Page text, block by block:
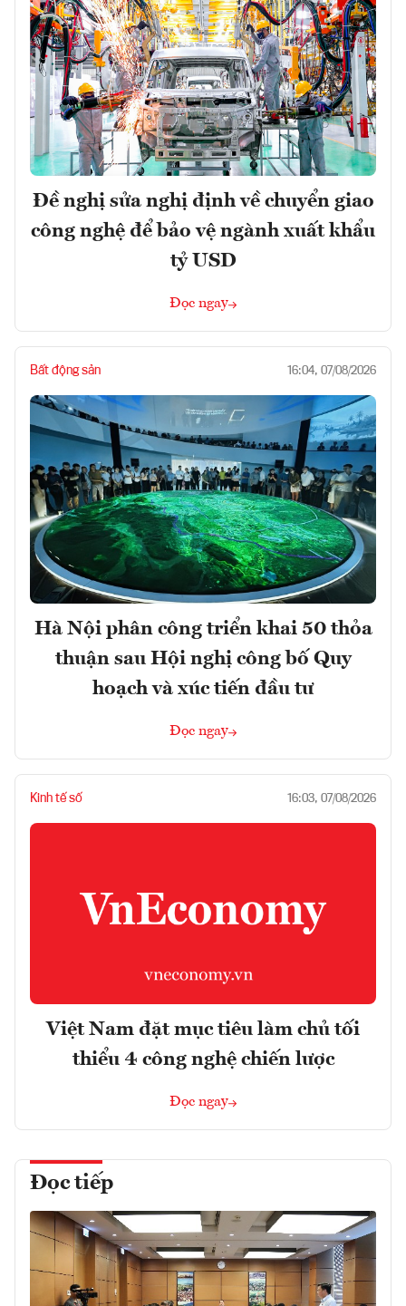
Đề nghị sửa nghị định về chuyển giao
công nghệ để bảo vệ ngành xuất khẩu
tỷ USD
Đọc ngay
Bất động sản 16:04, 07/08/2026
Hà Nội phân công triển khai 50 thỏa
thuận sau Hội nghị công bố Quy
hoạch và xúc tiến đầu tư
Đọc ngay
Kinh tế số 16:03, 07/08/2026
Việt Nam đặt mục tiêu làm chủ tối
thiểu 4 công nghệ chiến lược
Đọc ngay
Đọc tiếp